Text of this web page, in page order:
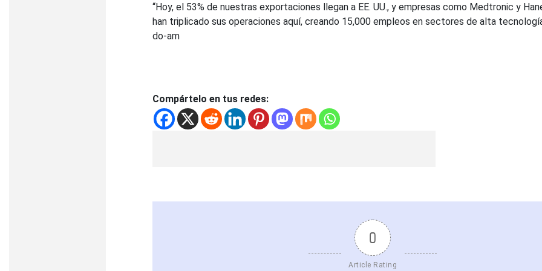
“Hoy, el 53% de nuestras exportaciones llegan a EE. UU., y empresas como Medtronic y
han triplicado sus operaciones aquí, creando 15,000 empleos en sectores de alta
do-am
Compártelo en tus redes:
0
Article Rating